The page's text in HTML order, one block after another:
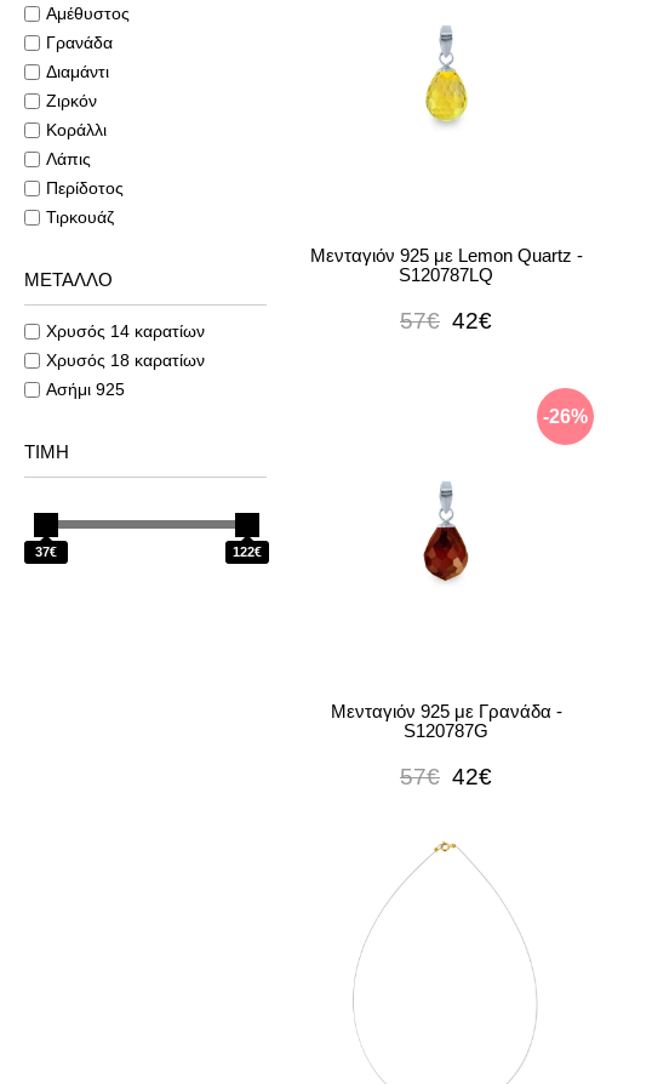
Αμέθυστος
Γρανάδα
Διαμάντι
Ζιρκόν
Κοράλλι
Λάπις
Περίδοτος
Τιρκουάζ
ΜΕΤΑΛΛΟ
Χρυσός 14 καρατίων
Χρυσός 18 καρατίων
Ασήμι 925
ΤΙΜΉ
37€ 122€
Μενταγιόν 925 με Lemon Quartz -
S120787LQ
57€ 42€
-26%
Μενταγιόν 925 με Γρανάδα -
S120787G
57€ 42€